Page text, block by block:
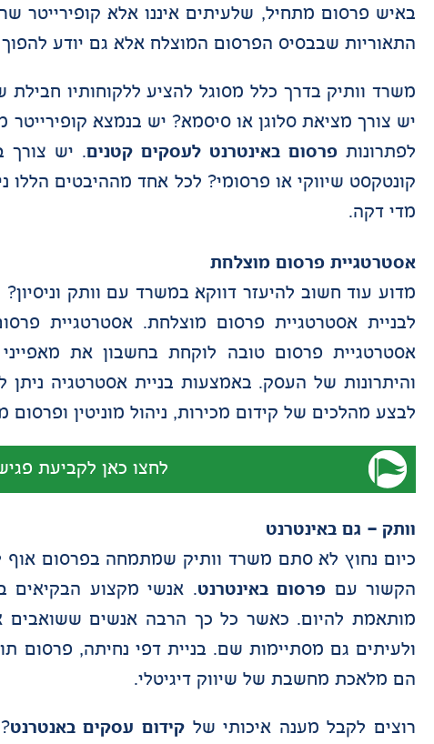
באיש פרסום מתחיל, שלעיתים איננו אלא קופירייטר
התאוריות שבבסיס הפרסום המוצלח אלא גם יודע להפוך
משרד וותיק בדרך כלל מסוגל להציע ללקוחותיו
יש צורך מציאת סלוגן או סיסמא? יש בנמצא
לפתרונות פרסום באינטרנט לעסקים קטנים. יש צורך
קונטקסט שיווקי או פרסומי? לכל אחד מההיבטים
מדי דקה.
אסטרטגיית פרסום מוצלחת
מדוע עוד חשוב להיעזר דווקא במשרד עם וותק
לבניית אסטרטגיית פרסום מוצלחת. אסטרטגיית
אסטרטגיית פרסום טובה לוקחת בחשבון את
והיתרונות של העסק. באמצעות בניית אסטרטגיה
לבצע מהלכים של קידום מכירות, ניהול מוניטין ופרסום
לחצו כאן לקביעת
וותק – גם באינטרנט
כיום נחוץ לא סתם משרד וותיק שמתמחה בפרסום אוף
הקשור עם פרסום באינטרנט. אנשי מקצוע הבקיאים
מותאמת להיום. כאשר כל כך הרבה אנשים
ולעיתים גם מסתיימות שם. בניית דפי נחיתה, פרסום
הם מלאכת מחשבת של שיווק דיגיטלי.
רוצים לקבל מענה איכותי של קידום עסקים באנטרנט